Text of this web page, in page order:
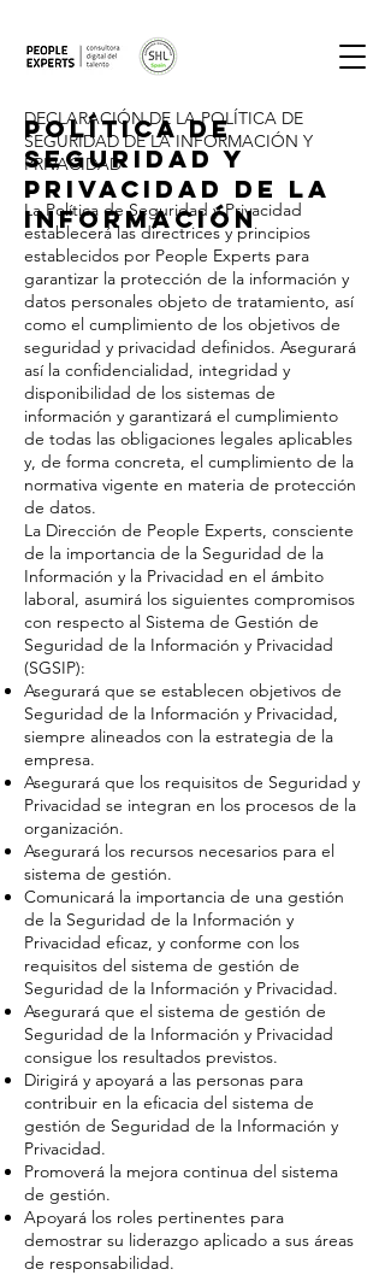
Política de
Seguridad y
privacidad de la
información
DECLARACIÓN DE LA POLÍTICA DE
SEGURIDAD DE LA INFORMACIÓN Y
PRIVACIDAD
La Política de Seguridad y Privacidad
establecerá las directrices y principios
establecidos por People Experts para
garantizar la protección de la información y
datos personales objeto de tratamiento, así
como el cumplimiento de los objetivos de
seguridad y privacidad definidos. Asegurará
así la confidencialidad, integridad y
disponibilidad de los sistemas de
información y garantizará el cumplimiento
de todas las obligaciones legales aplicables
y, de forma concreta, el cumplimiento de la
normativa vigente en materia de protección
de datos.
La Dirección de People Experts, consciente
de la importancia de la Seguridad de la
Información y la Privacidad en el ámbito
laboral, asumirá los siguientes compromisos
con respecto al Sistema de Gestión de
Seguridad de la Información y Privacidad
(SGSIP):
Asegurará que se establecen objetivos de
Seguridad de la Información y Privacidad,
siempre alineados con la estrategia de la
empresa.
Asegurará que los requisitos de Seguridad y
Privacidad se integran en los procesos de la
organización.
Asegurará los recursos necesarios para el
sistema de gestión.
Comunicará la importancia de una gestión
de la Seguridad de la Información y
Privacidad eficaz, y conforme con los
requisitos del sistema de gestión de
Seguridad de la Información y Privacidad.
Asegurará que el sistema de gestión de
Seguridad de la Información y Privacidad
consigue los resultados previstos.
Dirigirá y apoyará a las personas para
contribuir en la eficacia del sistema de
gestión de Seguridad de la Información y
Privacidad.
Promoverá la mejora continua del sistema
de gestión.
Apoyará los roles pertinentes para
demostrar su liderazgo aplicado a sus áreas
de responsabilidad.